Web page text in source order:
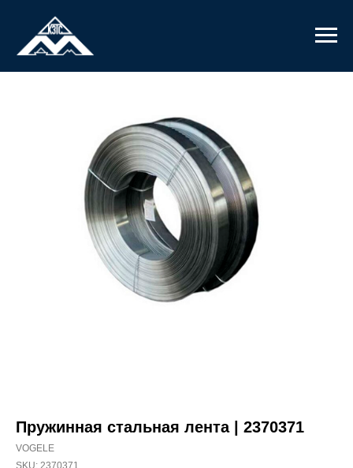
Пружинная стальная лента | 2370371
VOGELE
SKU: 2370371